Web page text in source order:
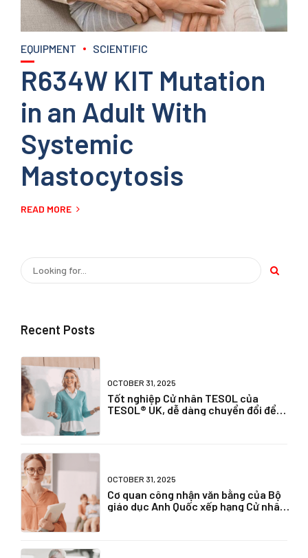
EQUIPMENT SCIENTIFIC
R634W KIT Mutation
in an Adult With
Systemic
Mastocytosis
READ MORE
Recent Posts
OCTOBER 31, 2025
Tốt nghiệp Cử nhân TESOL của
TESOL® UK, dễ dàng chuyển đổi để
OCTOBER 31, 2025
Cơ quan công nhận văn bằng của Bộ
giáo dục Anh Quốc xếp hạng Cử nhân